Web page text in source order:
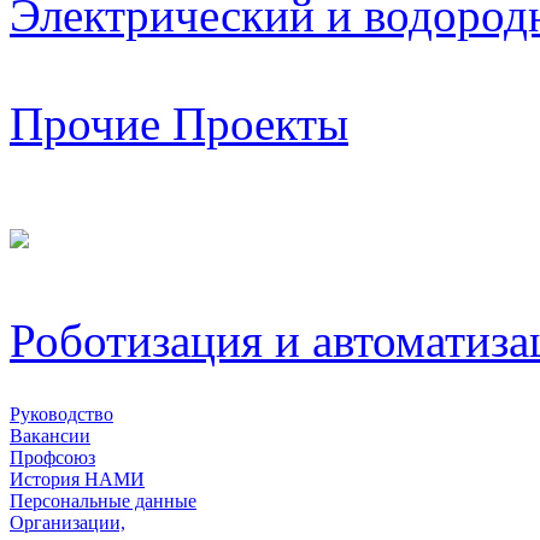
Электрический и
Прочие Проекты
Роботизация и
Руководство
Вакансии
Профсоюз
История НАМИ
Персональные данные
Организации,